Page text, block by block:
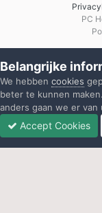
PC
Belangrijke
We hebben cookies
beter te kunnen
anders gaan we er
Accept Cookies